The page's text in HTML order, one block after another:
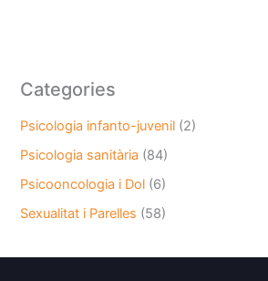
Categories
Psicologia infanto-juvenil (2)
Psicologia sanitària (84)
Psicooncologia i Dol (6)
Sexualitat i Parelles (58)